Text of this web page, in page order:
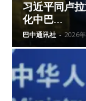
习近平同卢
化中巴...
巴中通讯社 - 2026